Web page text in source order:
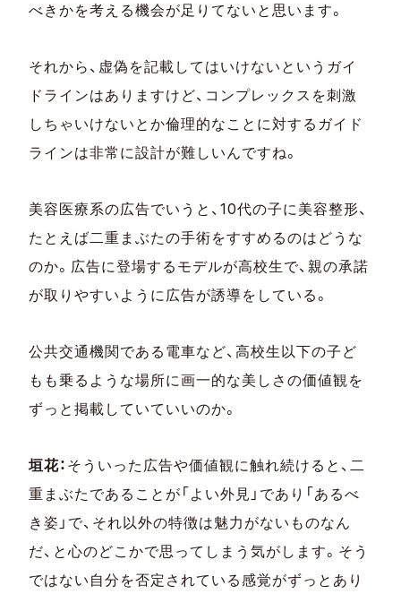
べきかを考える機会が足りてないと思います。
それから、虚偽を記載してはいけないというガイ
ドラインはありますけど、コンプレックスを刺激
しちゃいけないとか倫理的なことに対するガイド
ラインは非常に設計が難しいんですね。
美容医療系の広告でいうと、10代の子に美容整形、
たとえば二重まぶたの手術をすすめるのはどうな
のか。広告に登場するモデルが高校生で、親の承諾
が取りやすいように広告が誘導をしている。
公共交通機関である電車など、高校生以下の子ど
もも乗るような場所に画一的な美しさの価値観を
ずっと掲載していていいのか。
垣花： そういった広告や価値観に触れ続けると、二
重まぶたであることが「よい外見」であり「あるべ
き姿」で、それ以外の特徴は魅力がないものなん
だ、と心のどこかで思ってしまう気がします。そう
ではない自分を否定されている感覚がずっとあり